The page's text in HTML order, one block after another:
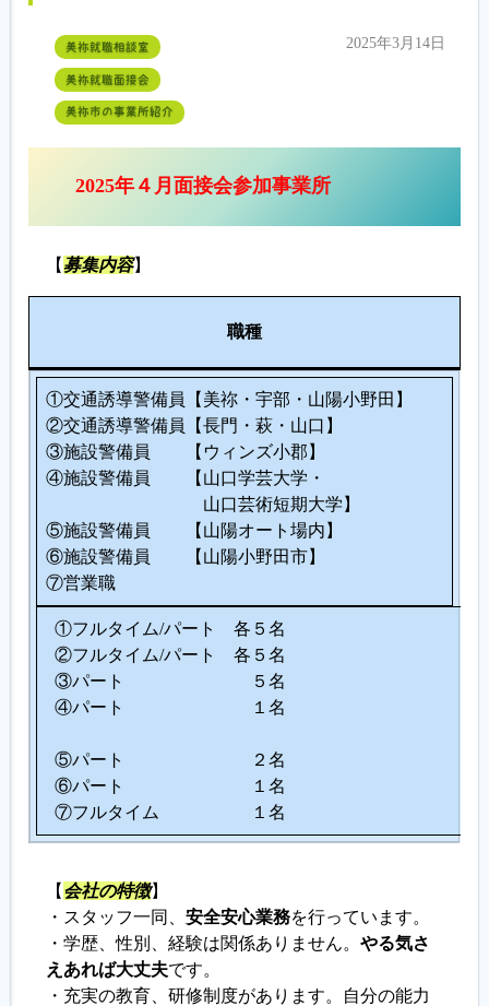
美祢就職相談室
美祢就職面接会
美祢市の事業所紹介
2025年3月14日
2025年４月面接会参加事業所
【 募集内容】
職種
①交通誘導警備員【美祢・宇部・山陽小野田】
②交通誘導警備員【長門・萩・山口】
③施設警備員 【ウィンズ小郡】
④施設警備員 【山口学芸大学・
山口芸術短期大学】
⑤施設警備員 【山陽オート場内】
⑥施設警備員 【山陽小野田市】
⑦営業職
①フルタイム/パート 各５名
②フルタイム/パート 各５名
③パート ５名
④パート １名
⑤パート ２名
⑥パート １名
⑦フルタイム １名
【 会社の特徴】
・スタッフ一同、 安全安心業務を行っています。
・学歴、性別、経験は関係ありません。 やる気さ
えあれば大丈夫です。
・充実の教育、研修制度があります。自分の能力